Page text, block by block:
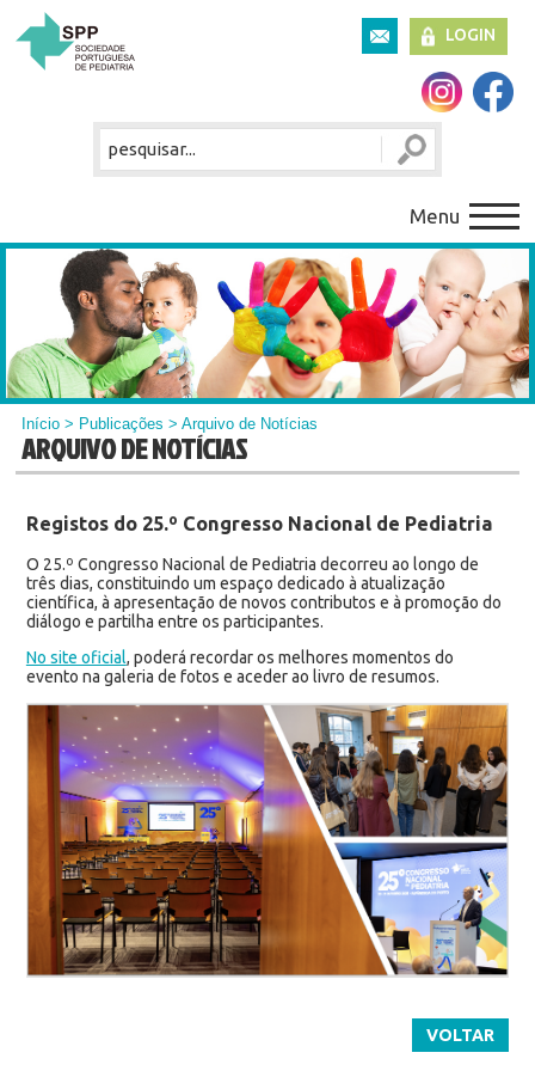
LOGIN
Menu
Início > Publicações > Arquivo de Notícias
ARQUIVO DE NOTÍCIAS
Registos do 25.º Congresso Nacional de Pediatria
O 25.º Congresso Nacional de Pediatria decorreu ao longo de
três dias, constituindo um espaço dedicado à atualização
científica, à apresentação de novos contributos e à promoção do
diálogo e partilha entre os participantes.
No site oficial, poderá recordar os melhores momentos do
evento na galeria de fotos e aceder ao livro de resumos.
VOLTAR